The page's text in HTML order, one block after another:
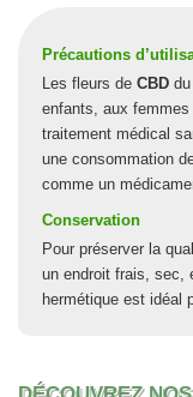
Précautions
Les fleurs de CBD du
enfants, aux
traitement médical
une consommation
comme un
Conservation
Pour préserver la
un endroit frais, sec,
hermétique est idéal